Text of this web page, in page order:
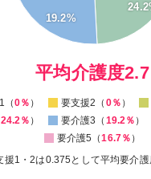
19.2%
0
平均介護度2.7
（0％ ） 要支援2（ 0％ ）
24.2％ ） 要介護3（ 19.2％ ）
要介護5（16.7％ ）
1・2は0.375として平均要介護